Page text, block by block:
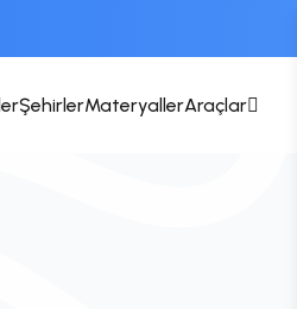
ŞehirlerMateryallerAraçlar